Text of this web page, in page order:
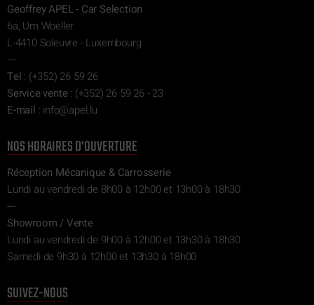
Geoffrey APEL - Car Selection
6a, Um Woeller
L-4410 Soleuvre - Luxembourg
---
Tel : (+352) 26 59 26
Service vente: (+352) 26 59 26 - 23
E-mail : ul.l
epa@of
ni
NOS HORAIRES D'OUVERTURE
Réception Mécanique & Carrosserie
Lundi au vendredi de 8h00 à 12h00 et 13h00 à 18h30
---
Showroom / Vente
Lundi au vendredi de 9h00 à 12h00 et 13h30 à 18h30
Samedi de 9h30 à 12h00 et 13h30 à 18h00
SUIVEZ-NOUS